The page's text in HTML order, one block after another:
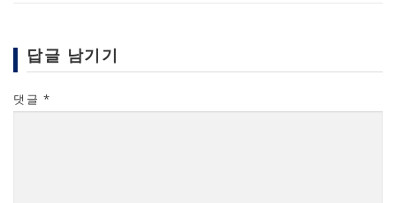
답글 남기기
댓글 *